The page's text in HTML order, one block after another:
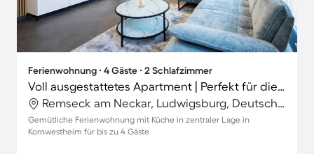
Ferienwohnung ∙ 4 Gäste ∙ 2 Schlafzimmer
Voll ausgestattetes Apartment | Perfekt für die Arbeit von Zuhause
Remseck am Neckar, Ludwigsburg, Deutschland
Gemütliche Ferienwohnung mit Küche in zentraler Lage in
Kornwestheim für bis zu 4 Gäste